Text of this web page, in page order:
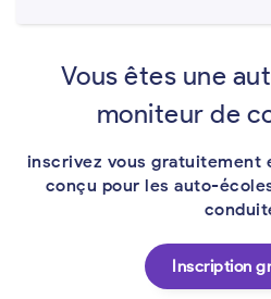
Vous êtes une
moniteur de
inscrivez vous gratuitement
conçu pour les auto-
Inscription